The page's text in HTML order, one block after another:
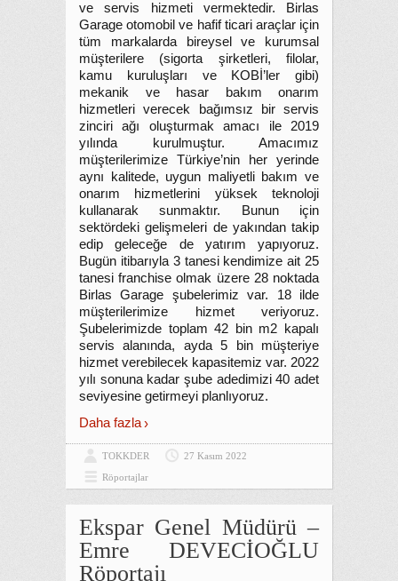
ve servis hizmeti vermektedir. Birlas
Garage otomobil ve hafif ticari araçlar için
tüm markalarda bireysel ve kurumsal
müşterilere (sigorta şirketleri, filolar,
kamu kuruluşları ve KOBİ’ler gibi)
mekanik ve hasar bakım onarım
hizmetleri verecek bağımsız bir servis
zinciri ağı oluşturmak amacı ile 2019
yılında kurulmuştur. Amacımız
müşterilerimize Türkiye’nin her yerinde
aynı kalitede, uygun maliyetli bakım ve
onarım hizmetlerini yüksek teknoloji
kullanarak sunmaktır. Bunun için
sektördeki gelişmeleri de yakından takip
edip geleceğe de yatırım yapıyoruz.
Bugün itibarıyla 3 tanesi kendimize ait 25
tanesi franchise olmak üzere 28 noktada
Birlas Garage şubelerimiz var. 18 ilde
müşterilerimize hizmet veriyoruz.
Şubelerimizde toplam 42 bin m2 kapalı
servis alanında, ayda 5 bin müşteriye
hizmet verebilecek kapasitemiz var. 2022
yılı sonuna kadar şube adedimizi 40 adet
seviyesine getirmeyi planlıyoruz.
Daha fazla
TOKKDER
27 Kasım 2022
Röportajlar
Ekspar Genel Müdürü –
Emre DEVECİOĞLU
Röportajı